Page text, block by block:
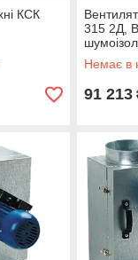
КСК
315 2Д,
Немає в
91 213